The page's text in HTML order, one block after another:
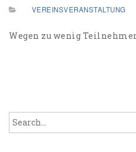
VEREINSVERANSTALTUNG
Wegen zu wenig